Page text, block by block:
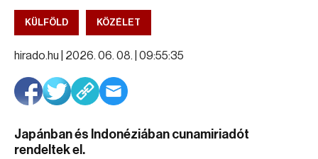
KÜLFÖLD KÖZÉLET
hirado.hu | 2026. 06. 08. | 09:55:35
Japánban és Indonéziában cunamiriadót
rendeltek el.